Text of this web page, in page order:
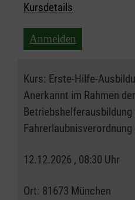
Kursdetails
Anmelden
Kurs: Erste-Hilfe-
Anerkannt im Rahmen der
Betriebshelferausbildung
12.12.2026 , 08:30 Uhr
Ort: 81673 München